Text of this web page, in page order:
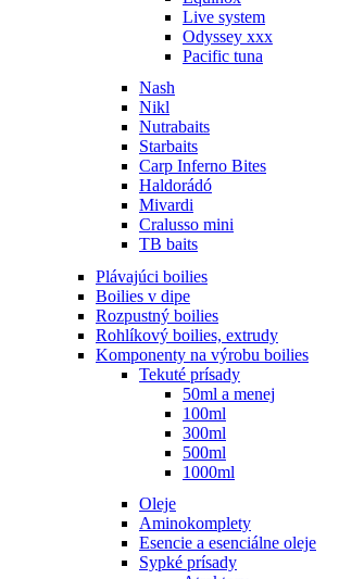
Live system
Odyssey xxx
Pacific tuna
Nash
Nikl
Nutrabaits
Starbaits
Carp Inferno Bites
Haldorádó
Mivardi
Cralusso mini
TB baits
Plávajúci boilies
Boilies v dipe
Rozpustný boilies
Rohlíkový boilies, extrudy
Komponenty na výrobu boilies
Tekuté prísady
50ml a menej
100ml
300ml
500ml
1000ml
Oleje
Aminokomplety
Esencie a esenciálne oleje
Sypké prísady